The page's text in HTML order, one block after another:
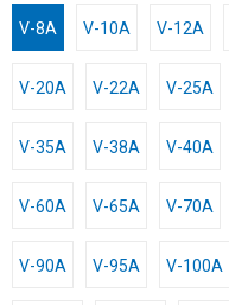
V-8A V-10A V-12A
V-20A V-22A V-25A
V-35A V-38A V-40A
V-60A V-65A V-70A
V-90A V-95A V-100A